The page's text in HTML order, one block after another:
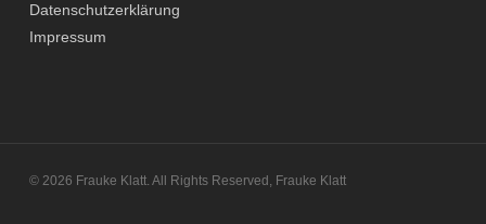
Datenschutzerklärung
Impressum
© 2026 Frauke Klatt. All Rights Reserved, Frauke Klatt